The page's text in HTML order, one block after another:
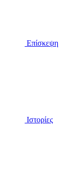
Επίσκεψη
Ιστορίες